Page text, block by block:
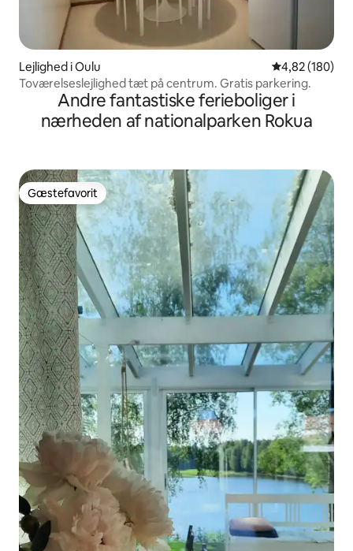
Lejlighed i Oulu 4,82 ud af 5 i
4,82 (180)
Toværelseslejlighed tæt på centrum. Gratis parkering.
Andre fantastiske ferieboliger i
nærheden af nationalparken Rokua
Gæstefavorit
Gæstefavorit